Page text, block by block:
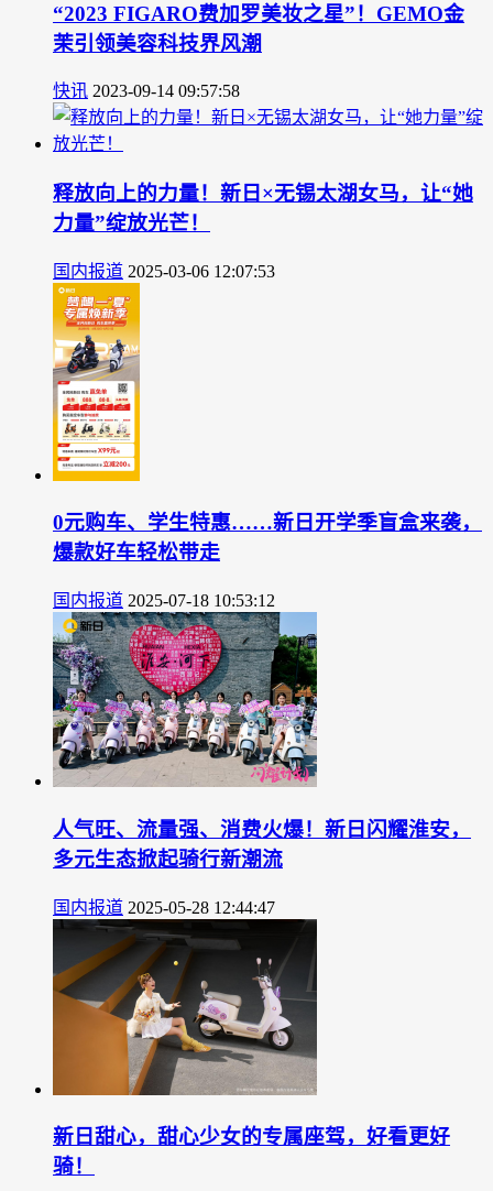
“2023 FIGARO费加罗美妆之星”！GEMO金
茉引领美容科技界风潮
快讯 2023-09-14 09:57:58
释放向上的力量！新日×无锡太湖女马，让“她
力量”绽放光芒！
国内报道 2025-03-06 12:07:53
0元购车、学生特惠……新日开学季盲盒来袭，
爆款好车轻松带走
国内报道 2025-07-18 10:53:12
人气旺、流量强、消费火爆！新日闪耀淮安，
多元生态掀起骑行新潮流
国内报道 2025-05-28 12:44:47
新日甜心，甜心少女的专属座驾，好看更好
骑！